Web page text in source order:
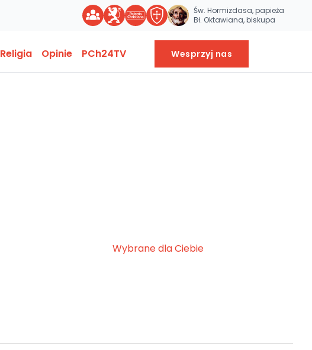
Św. Hormizdasa, papieża
Bł. Oktawiana, biskupa
Religia Opinie PCh24TV Wesprzyj nas
Wybrane dla Ciebie